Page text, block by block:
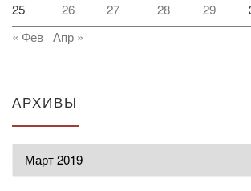
25 26 27 28 29
« Фев Апр »
АРХИВЫ